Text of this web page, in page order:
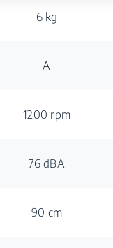
6 kg
A
1200 rpm
76 dBA
90 cm